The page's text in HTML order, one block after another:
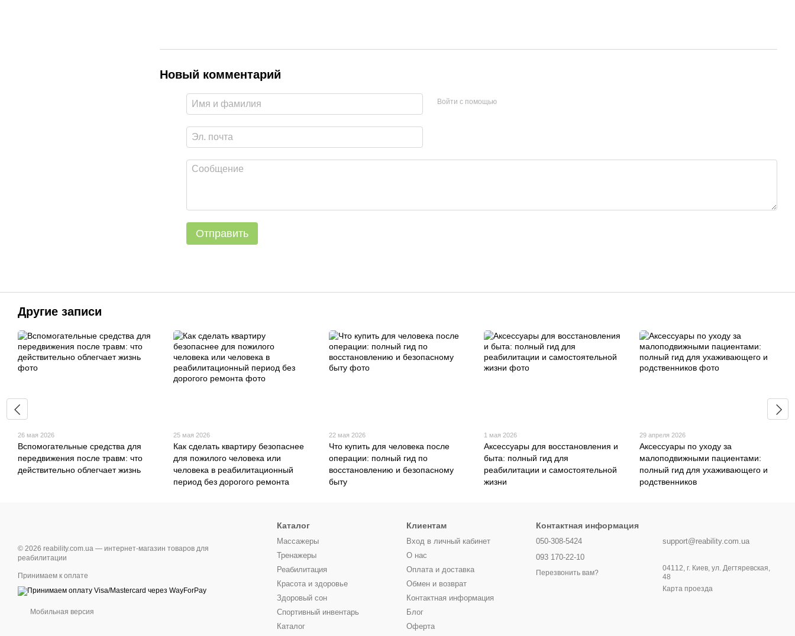
Новый комментарий
Войти с помощью
Отправить
Другие записи
26 мая 2026
Вспомогательные средства для
передвижения после травм: что
действительно облегчает жизнь
25 мая 2026
Как сделать квартиру безопаснее
для пожилого человека или
человека в реабилитационный
период без дорогого ремонта
22 мая 2026
Что купить для человека после
операции: полный гид по
восстановлению и безопасному
быту
1 мая 2026
Аксессуары для восстановления и
быта: полный гид для
реабилитации и самостоятельной
жизни
29 апреля 2026
Аксессуары по уходу за
малоподвижными пациентами:
полный гид для ухаживающего и
родственников
© 2026 reability.com.ua — интернет-магазин товаров для
реабилитации
Принимаем к оплате
Мобильная версия
Каталог
Массажеры
Тренажеры
Реабилитация
Красота и здоровье
Здоровый сон
Спортивный инвентарь
Каталог
Клиентам
Вход в личный кабинет
О нас
Оплата и доставка
Обмен и возврат
Контактная информация
Блог
Оферта
Контактная информация
050-308-5424
093 170-22-10
Перезвонить вам?
support@reability.com.ua
04112, г. Киев, ул. Дегтяревская,
48
Карта проезда